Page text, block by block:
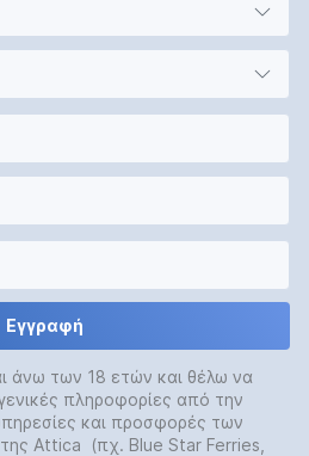
Εγγραφή
άνω των 18 ετών και θέλω να
πληροφορίες από την
και προσφορές των
Attica (πχ. Blue Star Ferries,